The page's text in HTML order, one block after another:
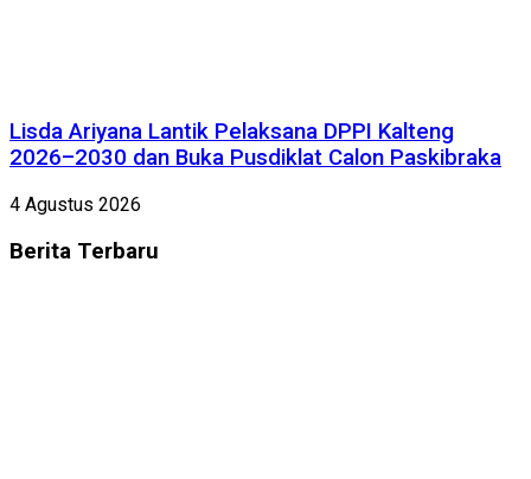
Lisda Ariyana Lantik Pelaksana DPPI Kalteng
2026–2030 dan Buka Pusdiklat Calon Paskibraka
4 Agustus 2026
Berita Terbaru